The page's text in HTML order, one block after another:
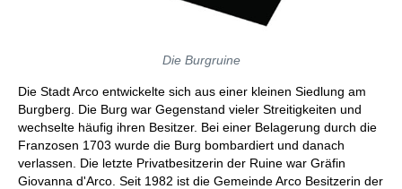
Die Burgruine
Die Stadt Arco entwickelte sich aus einer kleinen Siedlung am
Burgberg. Die Burg war Gegenstand vieler Streitigkeiten und
wechselte häufig ihren Besitzer. Bei einer Belagerung durch die
Franzosen 1703 wurde die Burg bombardiert und danach
verlassen. Die letzte Privatbesitzerin der Ruine war Gräfin
Giovanna d'Arco. Seit 1982 ist die Gemeinde Arco Besitzerin der